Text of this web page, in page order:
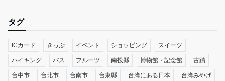
タグ
ICカード きっぷ イベント ショッピング スイーツ
ハイキング バス フルーツ 南投縣 博物館・記念館 古蹟
台中市 台北市 台南市 台東縣 台湾にある日本 台湾みやげ